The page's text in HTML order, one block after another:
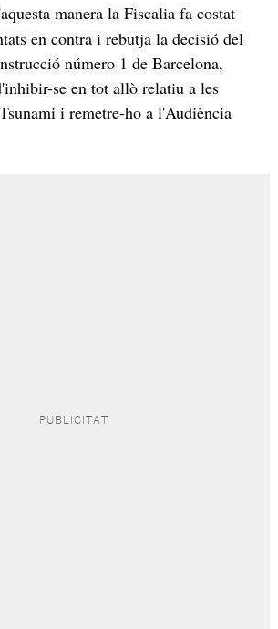
manera la Fiscalia fa costat
en contra i rebutja la decisió del
número 1 de Barcelona,
se en tot allò relatiu a les
i remetre-ho a l'Audiència